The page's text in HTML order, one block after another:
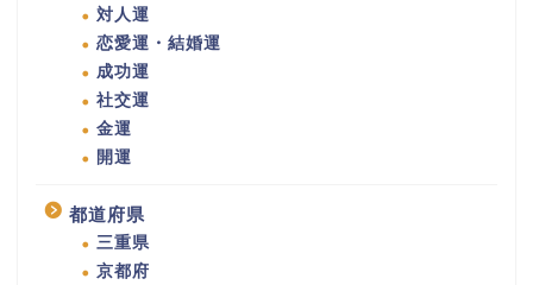
対人運
恋愛運・結婚運
成功運
社交運
金運
開運
都道府県
三重県
京都府